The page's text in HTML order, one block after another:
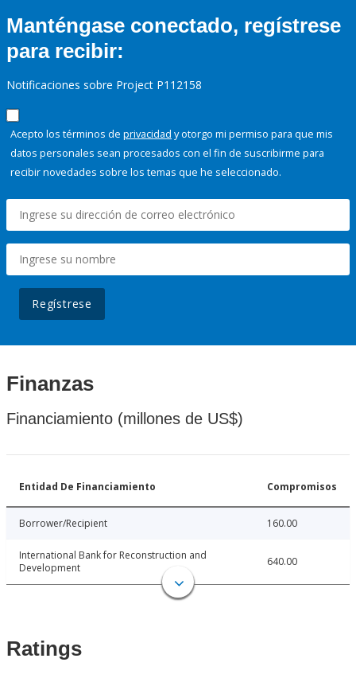
Manténgase conectado, regístrese
para recibir:
Notificaciones sobre Project P112158
Acepto los términos de privacidad y otorgo mi permiso para que mis
datos personales sean procesados con el fin de suscribirme para
recibir novedades sobre los temas que he seleccionado.
Regístrese
Finanzas
Financiamiento (millones de US$)
Entidad De Financiamiento Compromisos
Borrower/Recipient 160.00
International Bank for Reconstruction and
Development
640.00
Ratings